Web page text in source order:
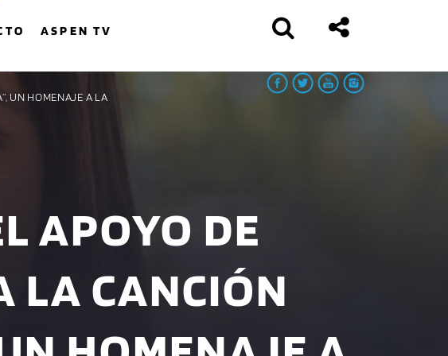
ASPEN TV
UN HOMENAJE A LA
APOYO DE
LA CANCIÓN